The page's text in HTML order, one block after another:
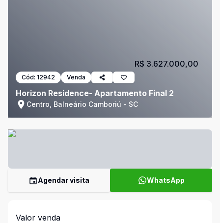
Cód: 12942 Venda
Horizon Residence- Apartamento Final 2
Centro, Balneário Camboriú - SC
R$ 3.627.000,00
Agendar visita WhatsApp
Valor venda